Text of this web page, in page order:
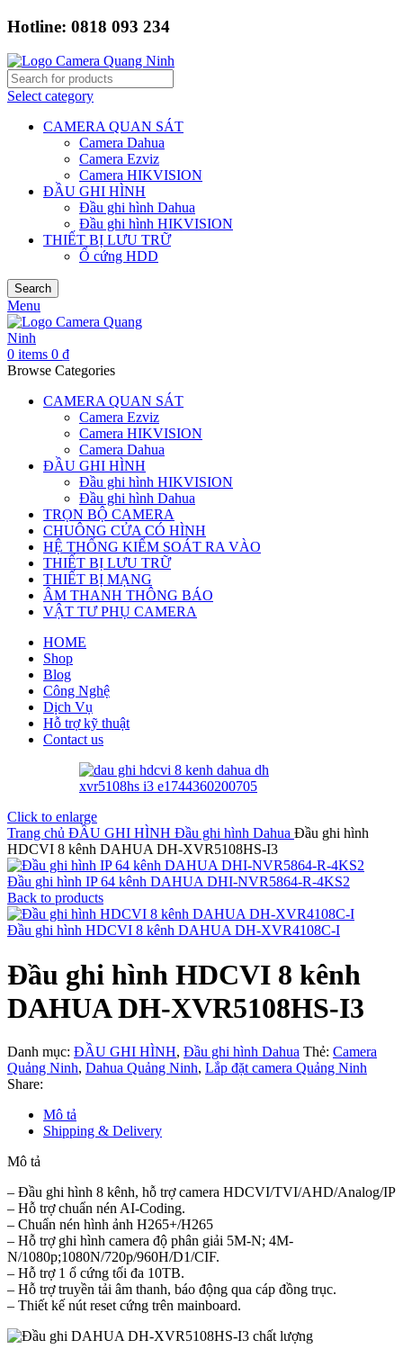
Hotline: 0818 093 234
Select category
CAMERA QUAN SÁT
Camera Dahua
Camera Ezviz
Camera HIKVISION
ĐẦU GHI HÌNH
Đầu ghi hình Dahua
Đầu ghi hình HIKVISION
THIẾT BỊ LƯU TRỮ
Ổ cứng HDD
Search
Menu
0 items 0 ₫
Browse Categories
CAMERA QUAN SÁT
Camera Ezviz
Camera HIKVISION
Camera Dahua
ĐẦU GHI HÌNH
Đầu ghi hình HIKVISION
Đầu ghi hình Dahua
TRỌN BỘ CAMERA
CHUÔNG CỬA CÓ HÌNH
HỆ THỐNG KIỂM SOÁT RA VÀO
THIẾT BỊ LƯU TRỮ
THIẾT BỊ MẠNG
ÂM THANH THÔNG BÁO
VẬT TƯ PHỤ CAMERA
HOME
Shop
Blog
Công Nghệ
Dịch Vụ
Hỗ trợ kỹ thuật
Contact us
Click to enlarge
Trang chủ ĐẦU GHI HÌNH Đầu ghi hình Dahua Đầu ghi hình
HDCVI 8 kênh DAHUA DH-XVR5108HS-I3
Đầu ghi hình IP 64 kênh DAHUA DHI-NVR5864-R-4KS2
Back to products
Đầu ghi hình HDCVI 8 kênh DAHUA DH-XVR4108C-I
Đầu ghi hình HDCVI 8 kênh
DAHUA DH-XVR5108HS-I3
Danh mục: ĐẦU GHI HÌNH, Đầu ghi hình Dahua Thẻ: Camera
Quảng Ninh, Dahua Quảng Ninh, Lắp đặt camera Quảng Ninh
Share:
Mô tả
Shipping & Delivery
Mô tả
– Đầu ghi hình 8 kênh, hỗ trợ camera HDCVI/TVI/AHD/Analog/IP
– Hỗ trợ chuẩn nén AI-Coding.
– Chuẩn nén hình ảnh H265+/H265
– Hỗ trợ ghi hình camera độ phân giải 5M-N; 4M-
N/1080p;1080N/720p/960H/D1/CIF.
– Hỗ trợ 1 ổ cứng tối đa 10TB.
– Hỗ trợ truyền tải âm thanh, báo động qua cáp đồng trục.
– Thiết kế nút reset cứng trên mainboard.